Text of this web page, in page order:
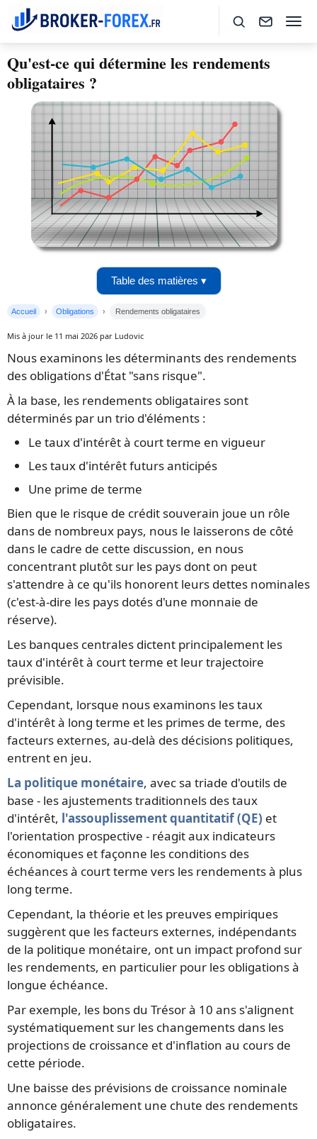
Qu'est-ce qui détermine les rendements
obligataires ?
Table des matières ▾
Accueil Obligations Rendements obligataires
Mis à jour le 11 mai 2026 par Ludovic
Nous examinons les déterminants des rendements
des obligations d'État "sans risque".
À la base, les rendements obligataires sont
déterminés par un trio d'éléments :
Le taux d'intérêt à court terme en vigueur
Les taux d'intérêt futurs anticipés
Une prime de terme
Bien que le risque de crédit souverain joue un rôle
dans de nombreux pays, nous le laisserons de côté
dans le cadre de cette discussion, en nous
concentrant plutôt sur les pays dont on peut
s'attendre à ce qu'ils honorent leurs dettes nominales
(c'est-à-dire les pays dotés d'une monnaie de
réserve).
Les banques centrales dictent principalement les
taux d'intérêt à court terme et leur trajectoire
prévisible.
Cependant, lorsque nous examinons les taux
d'intérêt à long terme et les primes de terme, des
facteurs externes, au-delà des décisions politiques,
entrent en jeu.
La politique monétaire, avec sa triade d'outils de
base - les ajustements traditionnels des taux
d'intérêt, l'assouplissement quantitatif (QE) et
l'orientation prospective - réagit aux indicateurs
économiques et façonne les conditions des
échéances à court terme vers les rendements à plus
long terme.
Cependant, la théorie et les preuves empiriques
suggèrent que les facteurs externes, indépendants
de la politique monétaire, ont un impact profond sur
les rendements, en particulier pour les obligations à
longue échéance.
Par exemple, les bons du Trésor à 10 ans s'alignent
systématiquement sur les changements dans les
projections de croissance et d'inflation au cours de
cette période.
Une baisse des prévisions de croissance nominale
annonce généralement une chute des rendements
obligataires.